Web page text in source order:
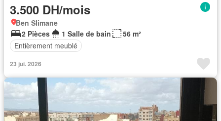
3.500 DH/mois
Ben Slimane
2 Pièces
1 Salle de bain
56 m²
Entièrement meublé
23 jui. 2026